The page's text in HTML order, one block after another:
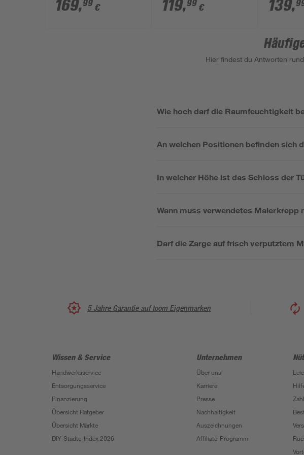
169,99 € 119,99 € 139,
Hier findest du Antworten
Wie hoch darf die Raumfeuchtigkeit
An welchen Positionen befinden sich
In welcher Höhe ist das Schloss der
Wann muss verwendetes Malerkrepp
Darf die Zarge auf frisch verputztem
5 Jahre Garantie auf toom Eigenmarken
Wissen & Service
Handwerksservice
Entsorgungsservice
Finanzierung
Übersicht Ratgeber
Übersicht Märkte
DIY-Städte-Index 2026
Unternehmen
Über uns
Karriere
Presse
Nachhaltigkeit
Auszeichnungen
Affiliate-Programm